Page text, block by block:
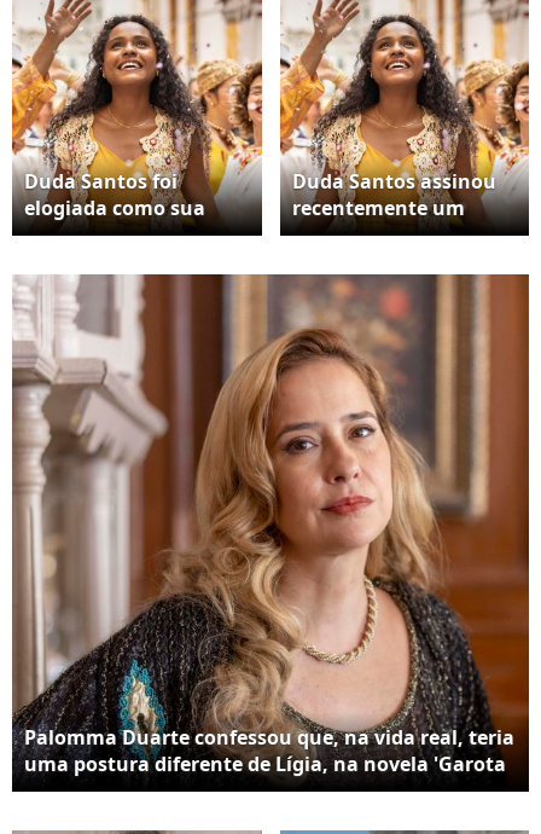
Duda Santos foi
elogiada como sua
protagonista Beatriz
Momento'
Duda Santos assinou
recentemente um
contrato fixo de longo
Aos 23 anos, a artista é
um dos grandes nomes
da emissora.
Palomma Duarte confessou que, na vida real, teria
uma postura diferente de Lígia, na novela 'Garota
do Momento'. "Acho que eu não conseguiria